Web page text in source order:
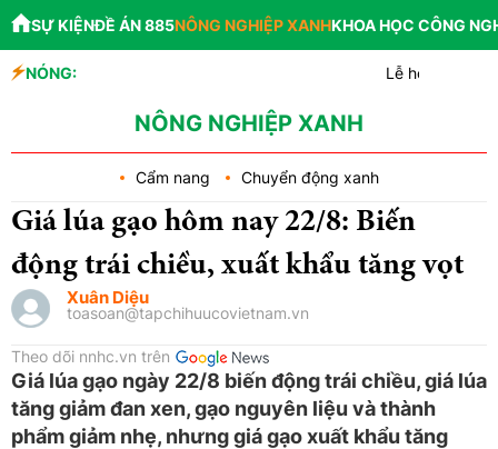
SỰ KIỆNĐỀ ÁN 885NÔNG NGHIỆP XANHKHOA HỌC CÔNG
NÓNG:
Lễ hội Sầu riêng Đắk
Cách tư duy mới: Hỗ
NÔNG NGHIỆP XANH
Cẩm nang Chuyển động xanh
Giá lúa gạo hôm nay 22/8: Biến
động trái chiều, xuất khẩu tăng vọt
Xuân Diệu
toasoan@tapchihuucovietnam.vn
Theo dõi nnhc.vn trên
Giá lúa gạo ngày 22/8 biến động trái chiều, giá lúa
tăng giảm đan xen, gạo nguyên liệu và thành
phẩm giảm nhẹ, nhưng giá gạo xuất khẩu tăng